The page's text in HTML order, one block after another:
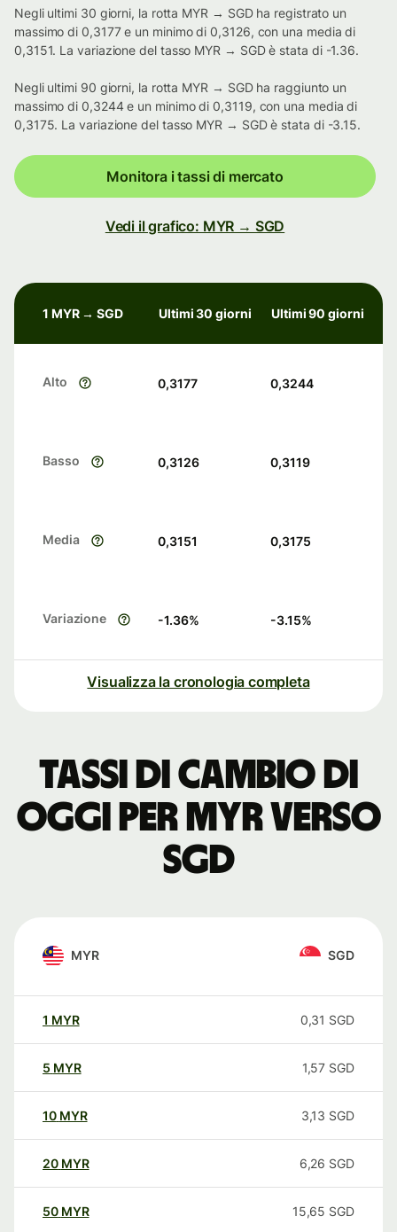
Negli ultimi 30 giorni, la rotta MYR → SGD ha registrato un
massimo di 0,3177 e un minimo di 0,3126, con una media di
0,3151. La variazione del tasso MYR → SGD è stata di -1.36.
Negli ultimi 90 giorni, la rotta MYR → SGD ha raggiunto un
massimo di 0,3244 e un minimo di 0,3119, con una media di
0,3175. La variazione del tasso MYR → SGD è stata di -3.15.
Monitora i tassi di mercato
Vedi il grafico: MYR → SGD
1 MYR → SGD Ultimi 30 giorni Ultimi 90 giorni
Alto 0,3177 0,3244
Basso 0,3126 0,3119
Media 0,3151 0,3175
Variazione -1.36% -3.15%
Visualizza la cronologia completa
Tassi di cambio di
oggi per MYR verso
SGD
MYR SGD
1 MYR 0,31 SGD
5 MYR 1,57 SGD
10 MYR 3,13 SGD
20 MYR 6,26 SGD
50 MYR 15,65 SGD